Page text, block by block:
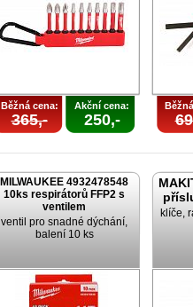
Běžná cena:
365,-
Akční cena:
250,-
MILWAUKEE 4932478548
10ks respirátorů FFP2 s
ventilem
ventil pro snadné dýchání,
balení 10 ks
klíče,